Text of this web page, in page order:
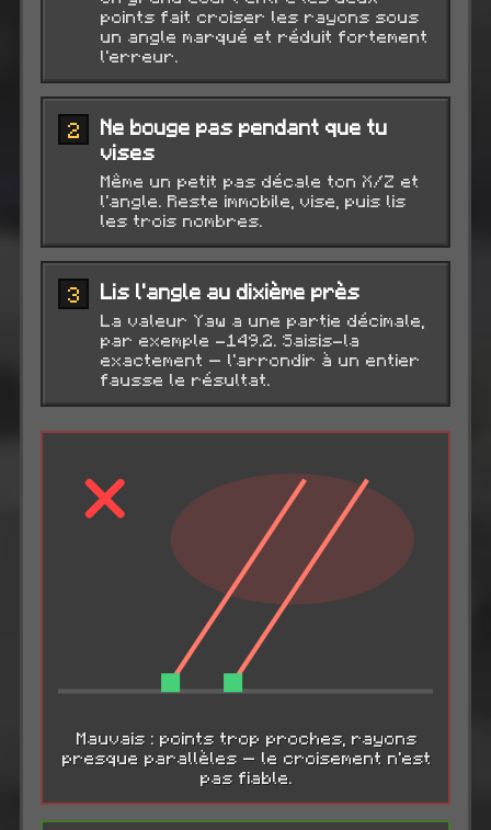
points fait croiser les rayons sous
un angle marqué et réduit fortement
l'erreur.
2
Ne bouge pas pendant que tu
vises
Même un petit pas décale ton X/Z et
l'angle. Reste immobile, vise, puis lis
les trois nombres.
3 Lis l'angle au dixième près
La valeur Yaw a une partie décimale,
par exemple -149.2. Saisis-la
exactement — l'arrondir à un entier
fausse le résultat.
Mauvais : points trop proches, rayons
presque parallèles — le croisement n'est
pas fiable.